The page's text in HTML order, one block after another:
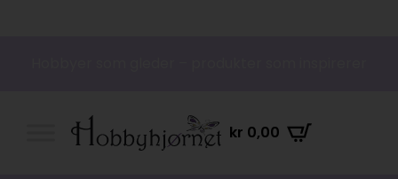
kr 0,00